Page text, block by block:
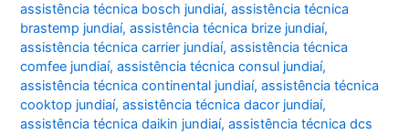
assistência técnica bosch jundiaí,assistência técnica
brastemp jundiaí,assistência técnica brize jundiaí,
assistência técnica carrier jundiaí,assistência técnica
comfee jundiaí,assistência técnica consul jundiaí,
assistência técnica continental jundiaí,assistência técnica
cooktop jundiaí,assistência técnica dacor jundiaí,
assistência técnica daikin jundiaí,assistência técnica dcs